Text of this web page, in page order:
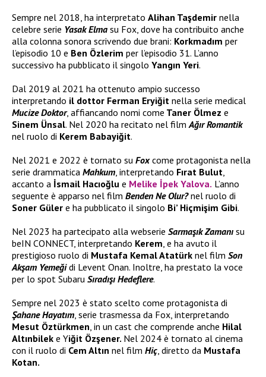
Sempre nel 2018, ha interpretato Alihan Taşdemir nella
celebre serie Yasak Elma su Fox, dove ha contribuito anche
alla colonna sonora scrivendo due brani: Korkmadım per
l’episodio 10 e Ben Özlerim per l’episodio 31. L’anno
successivo ha pubblicato il singolo Yangın Yeri.
Dal 2019 al 2021 ha ottenuto ampio successo
interpretando il dottor Ferman Eryiğit nella serie medical
Mucize Doktor, affiancando nomi come Taner Ölmez e
Sinem Ünsal. Nel 2020 ha recitato nel film Ağır Romantik
nel ruolo di Kerem Babayiğit.
Nel 2021 e 2022 è tornato su Foxcome protagonista nella
serie drammatica Mahkum , interpretando Fırat Bulut
accanto a İsmail Hacıoğlu e Melike İpek Yalova. L’anno
seguente è apparso nel film Benden Ne Olur?nel ruolo di
Soner Güler e ha pubblicato il singolo Bi’ Hiçmişim Gibi.
Nel 2023 ha partecipato alla webserie Sarmaşık Zamanı su
beIN CONNECT, interpretando Kerem , e ha avuto il
prestigioso ruolo di Mustafa Kemal Atatürk nel film Son
Akşam Yemeğidi Levent Onan. Inoltre, ha prestato la voce
per lo spot Subaru Sıradışı Hedeflere.
Sempre nel 2023 è stato scelto come protagonista di
Şahane Hayatım , serie trasmessa da Fox, interpretando
Mesut Öztürkmen , in un cast che comprende anche Hilal
Altınbilek e Yiğit Özşener. Nel 2024 è tornato al cinema
con il ruolo di Cem Altın nel film Hiç , diretto da Mustafa
Kotan.